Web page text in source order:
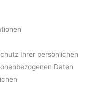
Ihrer persönlichen
Daten